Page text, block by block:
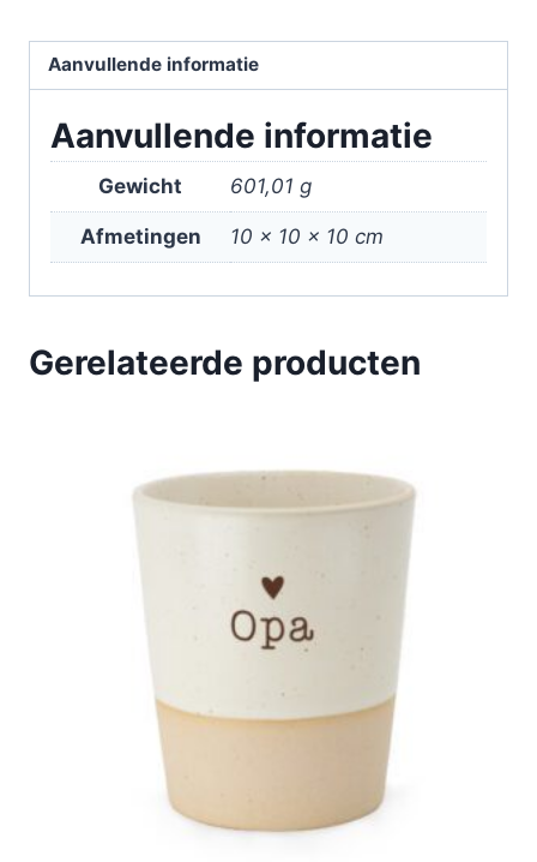
Aanvullende informatie
Aanvullende informatie
Gewicht 601,01 g
Afmetingen 10 × 10 × 10 cm
Gerelateerde producten